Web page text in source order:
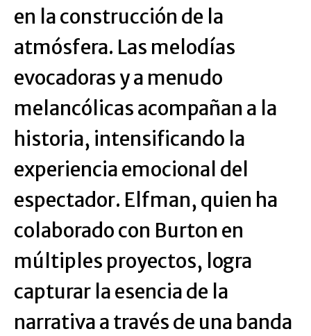
en la construcción de la
atmósfera. Las melodías
evocadoras y a menudo
melancólicas acompañan a la
historia, intensificando la
experiencia emocional del
espectador. Elfman, quien ha
colaborado con Burton en
múltiples proyectos, logra
capturar la esencia de la
narrativa a través de una banda